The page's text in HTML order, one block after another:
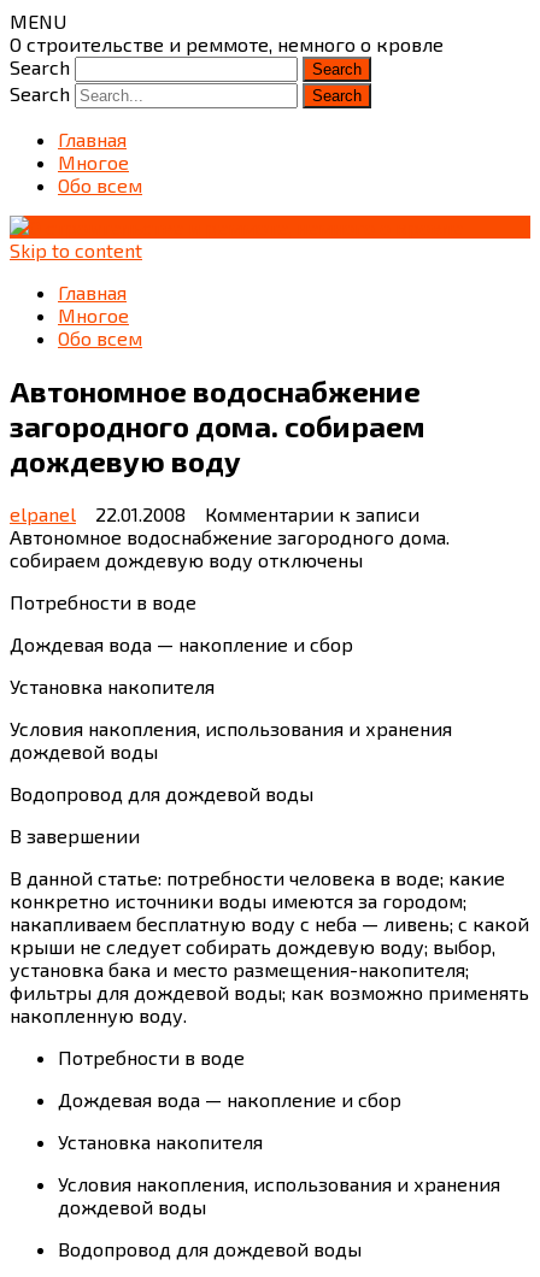
MENU
О строительстве и реммоте, немного о кровле
Search
Search
Главная
Многое
Обо всем
Skip to content
Главная
Многое
Обо всем
Автономное водоснабжение
загородного дома. собираем
дождевую воду
elpanel 22.01.2008 Комментарии к записи
Автономное водоснабжение загородного дома.
собираем дождевую воду отключены
Потребности в воде
Дождевая вода — накопление и сбор
Установка накопителя
Условия накопления, использования и хранения
дождевой воды
Водопровод для дождевой воды
В завершении
В данной статье: потребности человека в воде; какие
конкретно источники воды имеются за городом;
накапливаем бесплатную воду с неба — ливень; с какой
крыши не следует собирать дождевую воду; выбор,
установка бака и место размещения-накопителя;
фильтры для дождевой воды; как возможно применять
накопленную воду.
Потребности в воде
Дождевая вода — накопление и сбор
Установка накопителя
Условия накопления, использования и хранения
дождевой воды
Водопровод для дождевой воды